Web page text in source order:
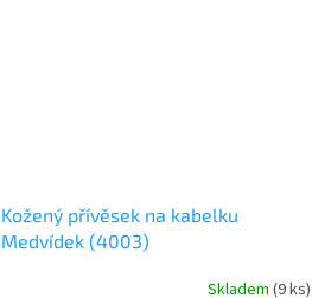
Kožený přívěsek na kabelku
Medvídek (4003)
Skladem (9 ks)